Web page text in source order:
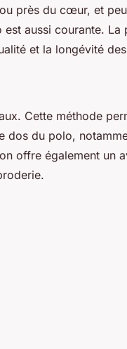
près du cœur, et
aussi courante. La
et la longévité
Cette méthode
dos du polo,
offre également un